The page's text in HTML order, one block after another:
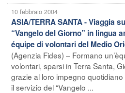
10 febbraio 2004
ASIA/TERRA SANTA - Viaggia
“Vangelo del Giorno” in lingua
équipe di volontari del Medio
(Agenzia Fides) – Formano
volontari, sparsi in Terra Santa,
grazie al loro impegno
il servizio del “Vangelo ...